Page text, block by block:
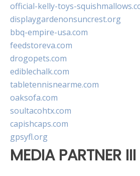
official-kelly-toys-
displaygardenonsuncrest.org
bbq-empire-usa.com
feedstoreva.com
drogopets.com
ediblechalk.com
tabletennisnearme.com
oaksofa.com
soultacohtx.com
capishcaps.com
gpsyfl.org
MEDIA PARTNER III